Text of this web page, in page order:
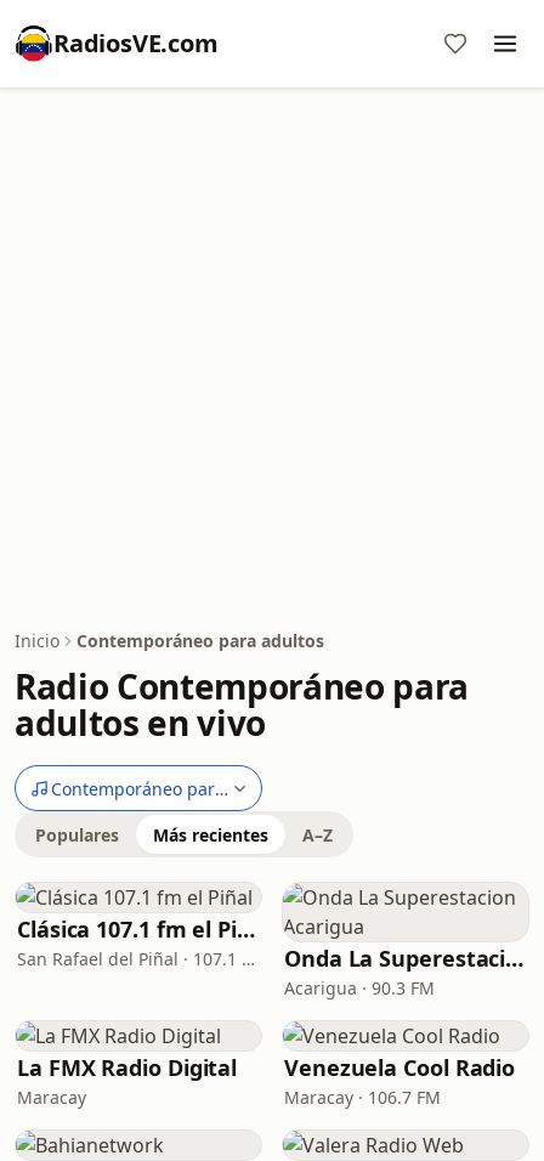
RadiosVE.com
Inicio Contemporáneo para adultos
Radio Contemporáneo para
adultos en vivo
Contemporáneo para adultos
Populares Más recientes A–Z
Clásica 107.1 fm el Piñal
San Rafael del Piñal · 107.1 FM Onda La Superestacion Acarigua
Acarigua · 90.3 FM
La FMX Radio Digital
Maracay
Venezuela Cool Radio
Maracay · 106.7 FM